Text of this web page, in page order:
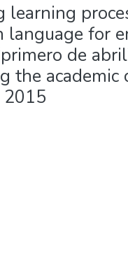
learning
language for
de
the academic